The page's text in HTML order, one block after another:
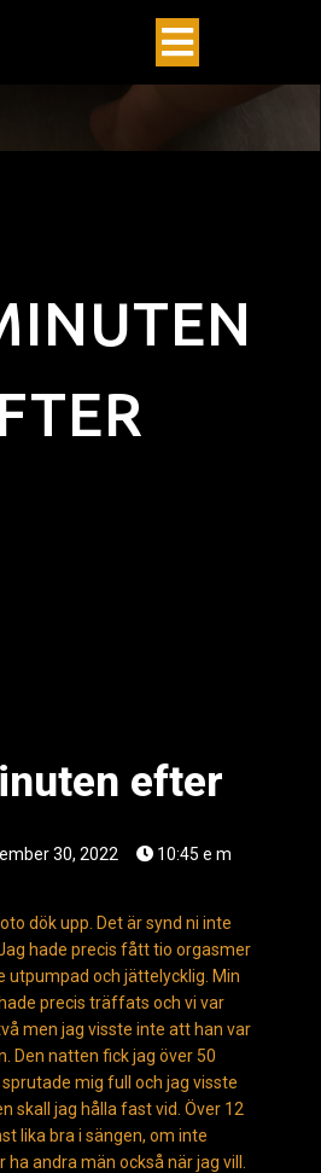
efter
30, 2022 10:45 e m
dök upp. Det är synd ni inte
hade precis fått tio orgasmer
utpumpad och jättelycklig. Min
precis träffats och vi var
men jag visste inte att han var
Den natten fick jag över 50
mig full och jag visste
skall jag hålla fast vid. Över 12
lika bra i sängen, om inte
andra män också när jag vill.